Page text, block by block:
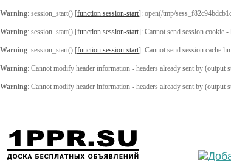
Warning: session_start() [function.session-start]: open(/tmp/
Warning: session_start() [function.session-start]: Cannot send session cookie
Warning: session_start() [function.session-start]: Cannot send session cache
Warning: Cannot modify header information - headers already sent by (output
Warning: Cannot modify header information - headers already sent by (output